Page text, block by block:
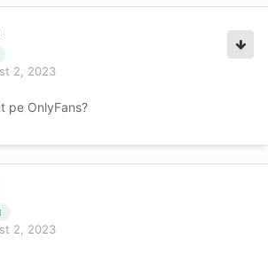
2, 2023
pe OnlyFans?
2, 2023